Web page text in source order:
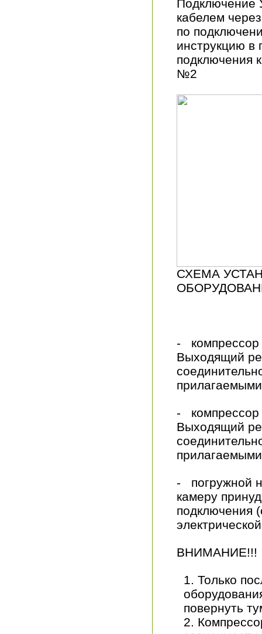
Подключение
кабелем
по
инструкцию в
подключения
№2
СХЕМА
- компрессор
Выходящий
- компрессор
Выходящий
- погружной
камеру
подключения
ВНИМАНИЕ!!!
Только
повернуть